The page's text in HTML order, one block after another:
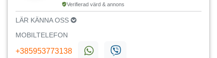
Verifierad värd & annons
LÄR KÄNNA OSS
MOBILTELEFON
+385953773138